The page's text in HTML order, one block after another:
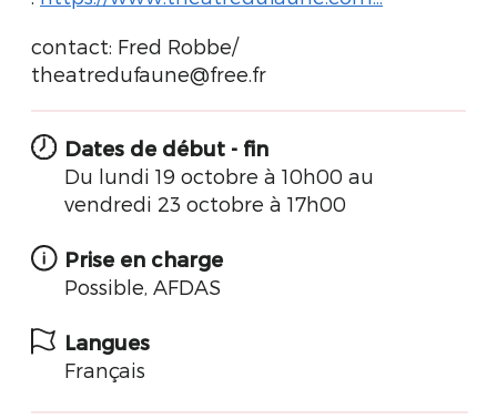
contact: Fred Robbe/
theatredufaune@free.fr
Dates de début - fin
Du lundi 19 octobre à 10h00 au
vendredi 23 octobre à 17h00
Prise en charge
Possible, AFDAS
Langues
Français